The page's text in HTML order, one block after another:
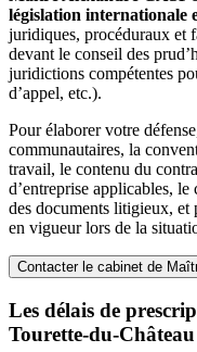
législation internationale
juridiques, procéduraux et
devant le conseil des
juridictions compétentes
d’appel, etc.).
Pour élaborer votre
communautaires, la
travail, le contenu du
d’entreprise applicables,
des documents litigieux, et
en vigueur lors de la
Contacter le cabinet de
Les délais de
Tourette-du-Château